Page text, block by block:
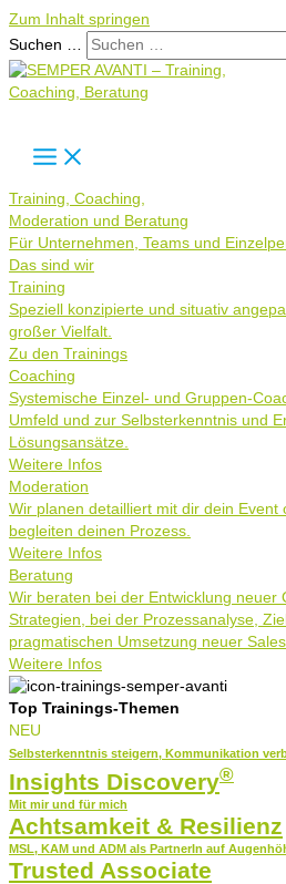
Zum Inhalt springen
Suchen …
Training, Coaching,
Moderation und Beratung
Für Unternehmen, Teams und
Das sind wir
Training
Speziell konzipierte und situativ
großer Vielfalt.
Zu den Trainings
Coaching
Systemische Einzel- und Gruppen-
Umfeld und zur Selbsterkenntnis und
Lösungsansätze.
Weitere Infos
Moderation
Wir planen detailliert mit dir dein Event
begleiten deinen Prozess.
Weitere Infos
Beratung
Wir beraten bei der Entwicklung neuer
Strategien, bei der Prozessanalyse,
pragmatischen Umsetzung neuer
Weitere Infos
Top Trainings-Themen
NEU
Selbsterkenntnis steigern, Kommunikation
Insights Discovery®
Mit mir und für mich
Achtsamkeit & Resilienz
MSL, KAM und ADM als PartnerIn auf
Trusted Associate